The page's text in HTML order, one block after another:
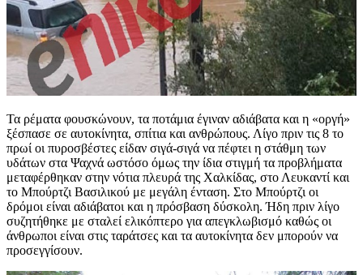
Τα ρέματα φουσκώνουν, τα ποτάμια έγιναν αδιάβατα και η «οργή»
ξέσπασε σε αυτοκίνητα, σπίτια και ανθρώπους. Λίγο πριν τις 8 το
πρωί οι πυροσβέστες είδαν σιγά-σιγά να πέφτει η στάθμη των
υδάτων στα Ψαχνά ωστόσο όμως την ίδια στιγμή τα προβλήματα
μεταφέρθηκαν στην νότια πλευρά της Χαλκίδας, στο Λευκαντί και
το Μπούρτζι Βασιλικού με μεγάλη ένταση. Στο Μπούρτζι οι
δρόμοι είναι αδιάβατοι και η πρόσβαση δύσκολη. Ήδη πριν λίγο
συζητήθηκε με σταλεί ελικόπτερο για απεγκλωβισμό καθώς οι
άνθρωποι είναι στις ταράτσες και τα αυτοκίνητα δεν μπορούν να
προσεγγίσουν.